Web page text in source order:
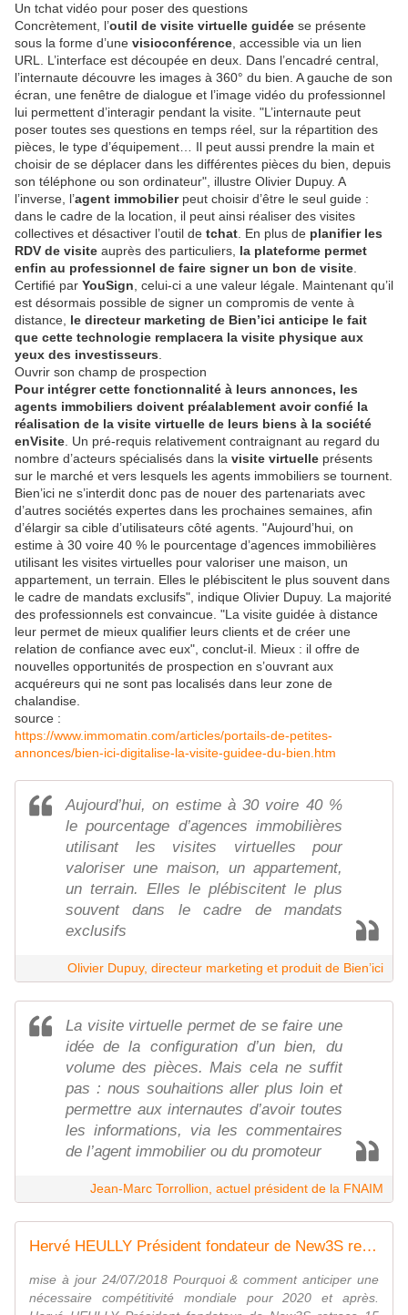
Un tchat vidéo pour poser des questions
Concrètement, l’outil de visite virtuelle guidée se présente
sous la forme d’une visioconférence , accessible via un lien
URL. L’interface est découpée en deux. Dans l’encadré central,
l’internaute découvre les images à 360° du bien. A gauche de son
écran, une fenêtre de dialogue et l’image vidéo du professionnel
lui permettent d’interagir pendant la visite. "L’internaute peut
poser toutes ses questions en temps réel, sur la répartition des
pièces, le type d’équipement… Il peut aussi prendre la main et
choisir de se déplacer dans les différentes pièces du bien, depuis
son téléphone ou son ordinateur", illustre Olivier Dupuy. A
l’inverse, l’agent immobilierpeut choisir d’être le seul guide :
dans le cadre de la location, il peut ainsi réaliser des visites
collectives et désactiver l’outil de tchat . En plus de planifier les
RDV de visite auprès des particuliers, la plateforme permet
enfin au professionnel de faire signer un bon de visite
Certifié par YouSign , celui-ci a une valeur légale. Maintenant qu’il
est désormais possible de signer un compromis de vente à
distance, le directeur marketing de Bien’ici anticipe le fait
que cette technologie remplacera la visite physique aux
yeux des investisseurs
Ouvrir son champ de prospection
Pour intégrer cette fonctionnalité à leurs annonces, les
agents immobiliers doivent préalablement avoir confié la
réalisation de la visite virtuelle de leurs biens à la société
enVisite . Un pré-requis relativement contraignant au regard du
nombre d’acteurs spécialisés dans la visite virtuelle présents
sur le marché et vers lesquels les agents immobiliers se tournent.
Bien’ici ne s’interdit donc pas de nouer des partenariats avec
d’autres sociétés expertes dans les prochaines semaines, afin
d’élargir sa cible d’utilisateurs côté agents. "Aujourd’hui, on
estime à 30 voire 40 % le pourcentage d’agences immobilières
utilisant les visites virtuelles pour valoriser une maison, un
appartement, un terrain. Elles le plébiscitent le plus souvent dans
le cadre de mandats exclusifs", indique Olivier Dupuy. La majorité
des professionnels est convaincue. "La visite guidée à distance
leur permet de mieux qualifier leurs clients et de créer une
relation de confiance avec eux", conclut-il. Mieux : il offre de
nouvelles opportunités de prospection en s’ouvrant aux
acquéreurs qui ne sont pas localisés dans leur zone de
chalandise.
source :
https://www.immomatin.com/articles/portails-de-petites-
annonces/bien-ici-digitalise-la-visite-guidee-du-bien.htm
Aujourd’hui, on estime à 30 voire 40 %
le pourcentage d’agences immobilières
utilisant les visites virtuelles pour
valoriser une maison, un appartement,
un terrain. Elles le plébiscitent le plus
souvent dans le cadre de mandats
exclusifs
Olivier Dupuy, directeur marketing et produit de Bien’ici
La visite virtuelle permet de se faire une
idée de la configuration d’un bien, du
volume des pièces. Mais cela ne suffit
pas : nous souhaitions aller plus loin et
permettre aux internautes d’avoir toutes
les informations, via les commentaires
de l’agent immobilier ou du promoteur
Jean-Marc Torrollion, actuel président de la FNAIM
Hervé HEULLY Président fondateur de New3S retrace 15 ans de BONDS TECHNOLOGIQUES ou pourquoi et comment anticiper une nécessaire compétitivité mondiale pour 2020 et après ! - OOKAWA Corp.
mise à jour 24/07/2018 Pourquoi & comment anticiper une
nécessaire compétitivité mondiale pour 2020 et après.